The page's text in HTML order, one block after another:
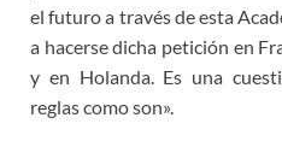
el futuro a través de esta
a hacerse dicha petición en
y en Holanda. Es una
reglas como son».